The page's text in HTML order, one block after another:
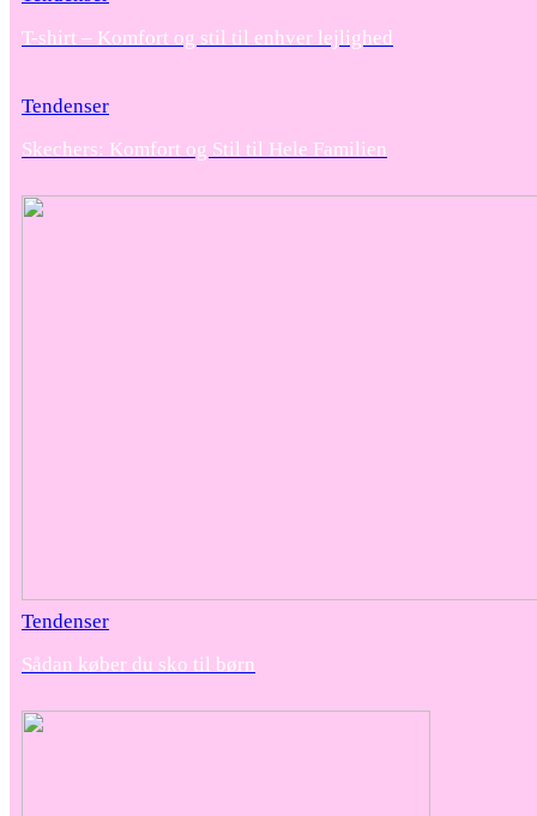
T-shirt – Komfort og stil til enhver lejlighed
Tendenser
Skechers: Komfort og Stil til Hele Familien
Tendenser
Sådan køber du sko til børn